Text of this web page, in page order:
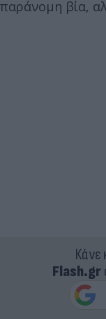
παράνομη βία,
Κάνε
Flash.gr